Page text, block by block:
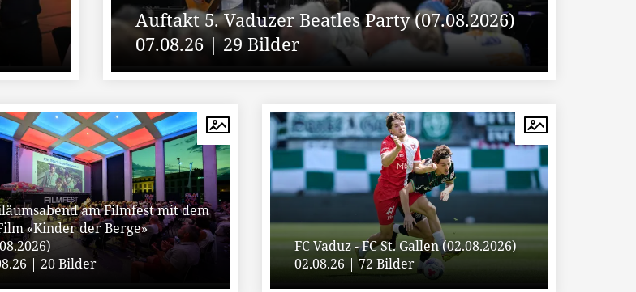
Auftakt 5. Vaduzer Beatles Party (07.08.2026)
07.08.26 | 29 Bilder
am Filmfest mit dem
«Kinder der Berge»
| 20 Bilder
FC Vaduz - FC St. Gallen (02.08.2026)
02.08.26 | 72 Bilder